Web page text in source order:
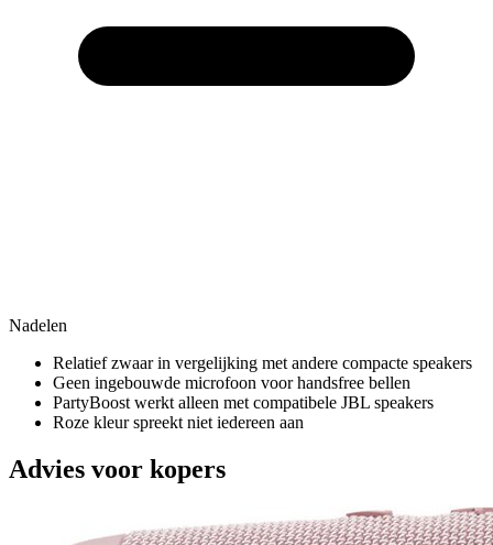
Nadelen
Relatief zwaar in vergelijking met andere compacte speakers
Geen ingebouwde microfoon voor handsfree bellen
PartyBoost werkt alleen met compatibele JBL speakers
Roze kleur spreekt niet iedereen aan
Advies voor kopers